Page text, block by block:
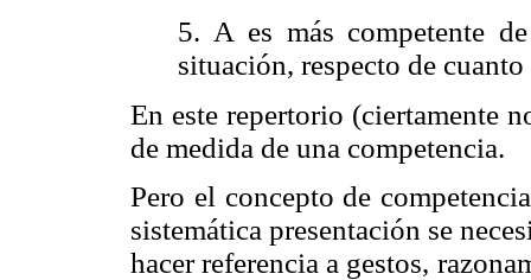
5. A es más competente
situación, respecto de
En este repertorio (ciertamente
de medida de una competencia.
Pero el concepto de
sistemática presentación se
hacer referencia a gestos,